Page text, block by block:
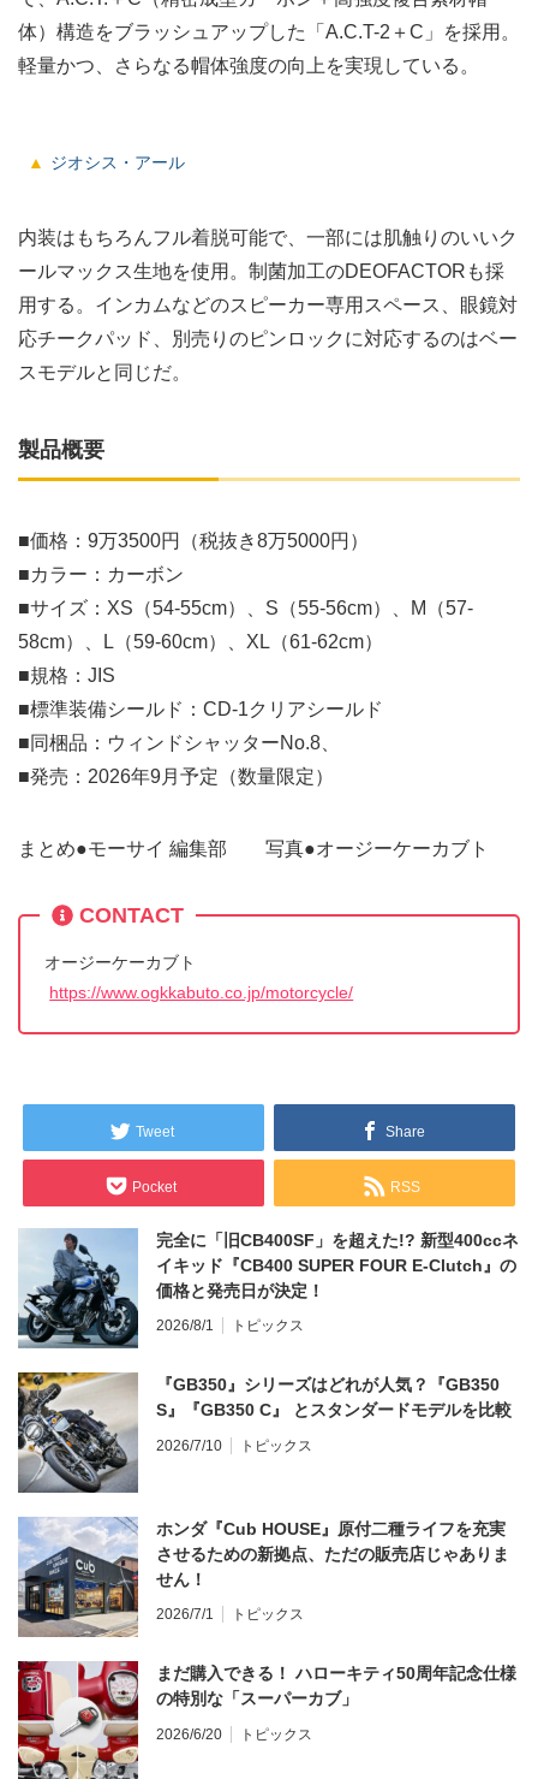
体）構造をブラッシュアップした「A.C.T-2＋C」を採用。
軽量かつ、さらなる帽体強度の向上を実現している。
ジオシス・アール
内装はもちろんフル着脱可能で、一部には肌触りのいいク
ールマックス生地を使用。制菌加工のDEOFACTORも採
用する。インカムなどのスピーカー専用スペース、眼鏡対
応チークパッド、別売りのピンロックに対応するのはベー
スモデルと同じだ。
製品概要
■価格：9万3500円（税抜き8万5000円）
■カラー：カーボン
■サイズ：XS（54-55cm）、S（55-56cm）、M（57-
58cm）、L（59-60cm）、XL（61-62cm）
■規格：JIS
■標準装備シールド：CD-1クリアシールド
■同梱品：ウィンドシャッターNo.8、
■発売：2026年9月予定（数量限定）
まとめ●モーサイ 編集部 写真●オージーケーカブト
CONTACT
オージーケーカブト
https://www.ogkkabuto.co.jp/motorcycle/
Tweet Share
Pocket RSS
完全に「旧CB400SF」を超えた!? 新型400ccネ
イキッド『CB400 SUPER FOUR E-Clutch』の
価格と発売日が決定！
2026/8/1 トピックス
『GB350』シリーズはどれが人気？『GB350
S』『GB350 C』 とスタンダードモデルを比較
2026/7/10 トピックス
ホンダ『Cub HOUSE』原付二種ライフを充実
させるための新拠点、ただの販売店じゃありま
せん！
2026/7/1 トピックス
まだ購入できる！ ハローキティ50周年記念仕様
の特別な「スーパーカブ」
2026/6/20 トピックス